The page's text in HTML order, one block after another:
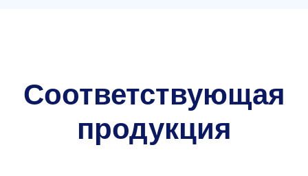
Соответствующая
продукция